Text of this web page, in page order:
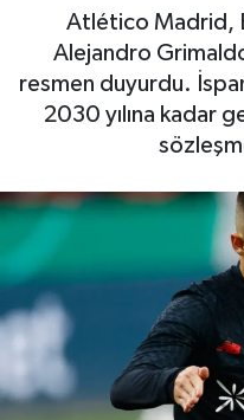
Atlético Madrid,
Alejandro
resmen duyurdu.
2030 yılına kadar